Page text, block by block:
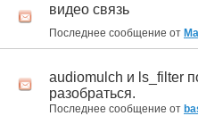
видео связь
Последнее сообщение от
audiomulch и ls_filter
разобраться.
Последнее сообщение от